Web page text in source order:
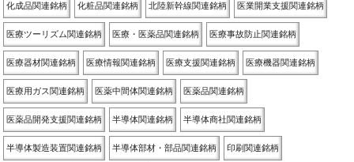
化成品関連銘柄 化粧品関連銘柄 北陸新幹線関連銘柄 医業開業支援関連銘柄
医療ツーリズム関連銘柄 医療・医薬品関連銘柄 医療事故防止関連銘柄
医療器材関連銘柄 医療情報関連銘柄 医療支援関連銘柄 医療機器関連銘柄
医療用ガス関連銘柄 医薬中間体関連銘柄 医薬品関連銘柄
医薬品開発支援関連銘柄 半導体関連銘柄 半導体商社関連銘柄
半導体製造装置関連銘柄 半導体部材・部品関連銘柄 印刷関連銘柄